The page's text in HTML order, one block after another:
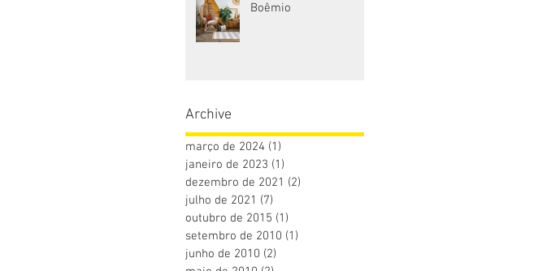
Boêmio
Archive
março de 2024 (1)
janeiro de 2023 (1)
dezembro de 2021 (2)
julho de 2021 (7)
outubro de 2015 (1)
setembro de 2010 (1)
junho de 2010 (2)